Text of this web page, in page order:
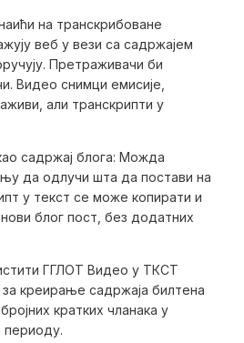
на транскрибоване
веб у вези са садржајем
Претраживачи би
Видео снимци емисије,
али транскрипти у
садржај блога: Можда
да одлучи шта да постави на
у текст се може копирати и
блог пост, без додатних
ГГЛОТ Видео у ТКСТ
креирање садржаја билтена
кратких чланака у
периоду.